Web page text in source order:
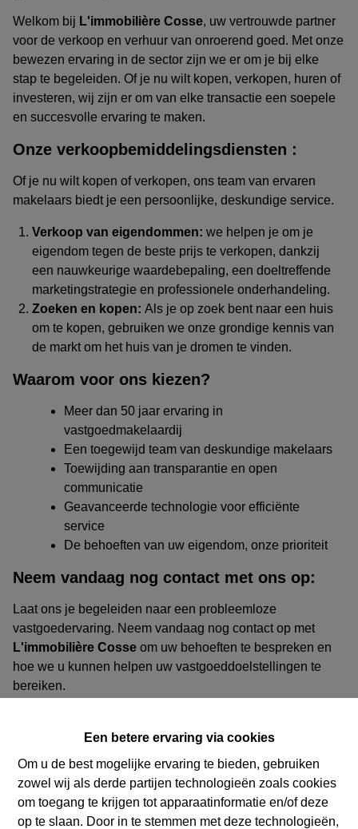
Een betere ervaring via cookies
Om u de best mogelijke ervaring te bieden, gebruiken
zowel wij als derde partijen technologieën zoals cookies
om toegang te krijgen tot apparaatinformatie en/of deze
op te slaan. Door in te stemmen met deze technologieën,
Welkom bij L'immobilière Cosse, uw vertrouwde partner
voor de verkoop en verhuur van onroerend goed. Met onze
bewezen ervaring in de sector zijn we er om je bij elke
stap te begeleiden. Of je nu wilt kopen, verkopen, huren of
investeren, wij zijn er om van elke transactie een soepele
en succesvolle ervaring te maken.
Onze verkoopbemiddelingsdiensten :
Of je nu wilt kopen of verkopen, ons team van ervaren
makelaars biedt je een persoonlijke, deskundige service.
Verkoop van eigendommen: we helpen je om je
eigendom tegen de beste prijs te verkopen, dankzij
een nauwkeurige waardebepaling, een doeltreffende
marketingstrategie en professionele onderhandeling.
Zoeken en kopen: Als je op zoek bent naar een huis
om te kopen, gebruiken we onze grondige kennis van
de markt om het huis van je dromen te vinden.
Waarom voor ons kiezen?
Meer dan 50 jaar ervaring in
vastgoedmakelaardij
Een toegewijd team van deskundige makelaars
Toewijding aan transparantie en open
communicatie
Geavanceerde technologie voor efficiënte
service
De behoeften van uw eigendom, onze prioriteit
Neem vandaag nog contact met ons op:
Laat ons je begeleiden naar een probleemloze
vastgoedervaring. Neem vandaag nog contact op met
L'immobilière Cosse om uw behoeften te bespreken en
hoe we u kunnen helpen uw vastgoeddoelstellingen te
bereiken.